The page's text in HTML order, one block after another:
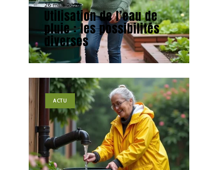
26 mars 2026
Utilisation de l’eau de
pluie : les possibilités
diverses
ACTU